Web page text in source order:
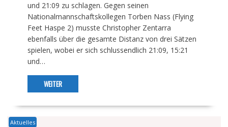
und 21:09 zu schlagen. Gegen seinen
Nationalmannschaftskollegen Torben Nass (Flying
Feet Haspe 2) musste Christopher Zentarra
ebenfalls über die gesamte Distanz von drei Sätzen
spielen, wobei er sich schlussendlich 21:09, 15:21
und…
WEITER
Aktuelles